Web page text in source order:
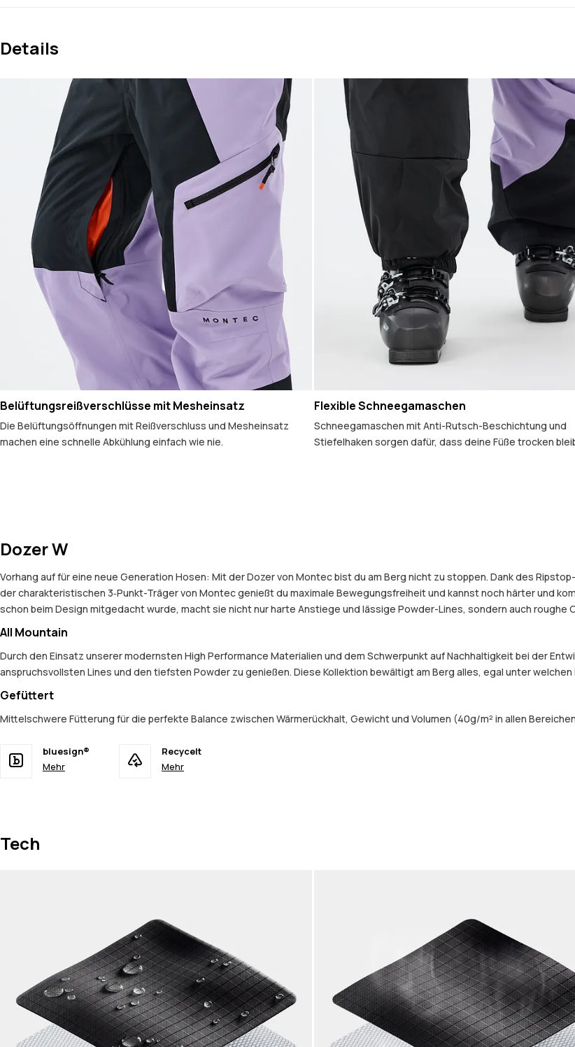
Details
Belüftungsreißverschlüsse mit Mesheinsatz
Die Belüftungsöffnungen mit Reißverschluss und Mesheinsatz
machen eine schnelle Abkühlung einfach wie nie.
Flexible Schneegamaschen
Schneegamaschen mit Anti-Rutsch-Beschichtung und
Stiefelhaken sorgen dafür, dass deine Füße trocken
Dozer W
Vorhang auf für eine neue Generation Hosen: Mit der Dozer von Montec bist du am Berg nicht zu stoppen. Dank des
der charakteristischen 3‑Punkt-Träger von Montec genießt du maximale Bewegungsfreiheit und kannst noch härter und
schon beim Design mitgedacht wurde, macht sie nicht nur harte Anstiege und lässige Powder-Lines, sondern auch roughe
All Mountain
Durch den Einsatz unserer modernsten High Performance Materialien und dem Schwerpunkt auf Nachhaltigkeit bei der
anspruchsvollsten Lines und den tiefsten Powder zu genießen. Diese Kollektion bewältigt am Berg alles, egal unter welchen
Gefüttert
Mittelschwere Fütterung für die perfekte Balance zwischen Wärmerückhalt, Gewicht und Volumen (40g/m² in allen
bluesign®
Mehr
Recycelt
Mehr
Tech